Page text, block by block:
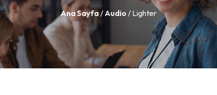
Ana Sayfa/Audio / Lighter